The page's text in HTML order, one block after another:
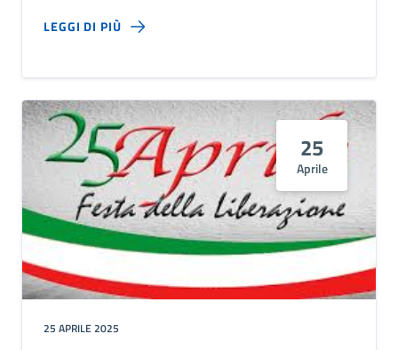
LEGGI DI PIÙ
25
Aprile
25 APRILE 2025